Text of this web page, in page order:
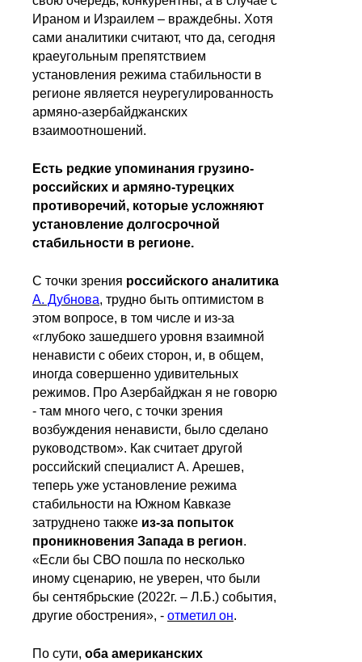
Ираном и Израилем – враждебны. Хотя
сами аналитики считают, что да, сегодня
краеугольным препятствием
установления режима стабильности в
регионе является неурегулированность
армяно-азербайджанских
взаимоотношений.
Есть редкие упоминания грузино-
российских и армяно-турецких
противоречий, которые усложняют
установление долгосрочной
стабильности в регионе.
С точки зрения российского аналитика
А. Дубнова, трудно быть оптимистом в
этом вопросе, в том числе и из-за
«глубоко зашедшего уровня взаимной
ненависти с обеих сторон, и, в общем,
иногда совершенно удивительных
режимов. Про Азербайджан я не говорю
- там много чего, с точки зрения
возбуждения ненависти, было сделано
руководством». Как считает другой
российский специалист А. Арешев,
теперь уже установление режима
стабильности на Южном Кавказе
затруднено также из-за попыток
проникновения Запада в регион.
«Если бы СВО пошла по несколько
иному сценарию, не уверен, что были
бы сентябрьские (2022г. – Л.Б.) события,
другие обострения», - отметил он.
По сути, оба американских